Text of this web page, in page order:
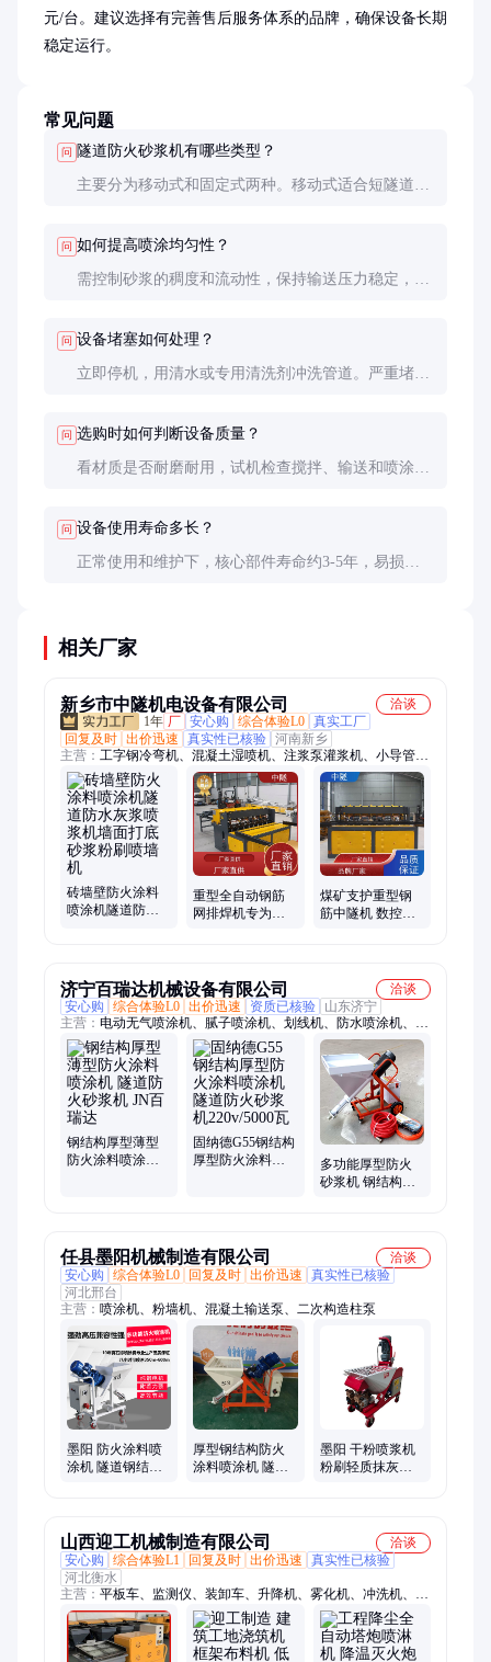
元/台。建议选择有完善售后服务体系的品牌，确保设备长期
稳定运行。
常见问题
问 隧道防火砂浆机有哪些类型？
主要分为移动式和固定式两种。移动式适合短隧道或
问 如何提高喷涂均匀性？
需控制砂浆的稠度和流动性，保持输送压力稳定，调
问 设备堵塞如何处理？
立即停机，用清水或专用清洗剂冲洗管道。严重堵塞
问 选购时如何判断设备质量？
看材质是否耐磨耐用，试机检查搅拌、输送和喷涂效
问 设备使用寿命多长？
正常使用和维护下，核心部件寿命约3-5年，易损件
相关厂家
新乡市中隧机电设备有限公司
洽谈
1年 厂 安心购 综合体验L0 真实工厂
回复及时 出价迅速 真实性已核验 河南新乡
主营： 工字钢冷弯机、混凝土湿喷机、注浆泵灌浆机、小导管生
产线、混凝土输送泵、预制件生产线
砖墙壁防火涂料
喷涂机隧道防水
重型全自动钢筋
网排焊机专为工
煤矿支护重型钢
筋中隧机 数控网
济宁百瑞达机械设备有限公司
洽谈
安心购
综合体验L0 出价迅速 资质已核验
山东济宁
主营： 电动无气喷涂机、腻子喷涂机、划线机、防水喷涂机、真
石漆喷涂机、隔膜式喷涂机、柱塞式喷涂机、管道打压机、彩钢
瓦打磨机、彩钢瓦除锈机、厚型防火喷涂机、普田喷涂机、电动
试压泵
钢结构厚型薄型
防火涂料喷涂机
固纳德G55钢结构
厚型防火涂料喷
多功能厚型防火
砂浆机 钢结构隧
任县墨阳机械制造有限公司
洽谈
安心购
综合体验L0 回复及时 出价迅速
真实性已核验
河北邢台
主营： 喷涂机、粉墙机、混凝土输送泵、二次构造柱泵
墨阳 防火涂料喷
涂机 隧道钢结构
厚型钢结构防火
涂料喷涂机 隧道
墨阳 干粉喷浆机
粉刷轻质抹灰粉
山西迎工机械制造有限公司
洽谈
安心购
综合体验L1 回复及时 出价迅速
真实性已核验
河北衡水
主营： 平板车、监测仪、装卸车、升降机、雾化机、冲洗机、上
料机、车丝机、滚丝机、造雾机、调直机、雾炮机、压实机、喷
雾机、升砖机、喷淋机、喷洒车、爬坡车、三轮车、喷雾桩、清
洗车、洒水车、雾炮车、测试仪、翻斗车